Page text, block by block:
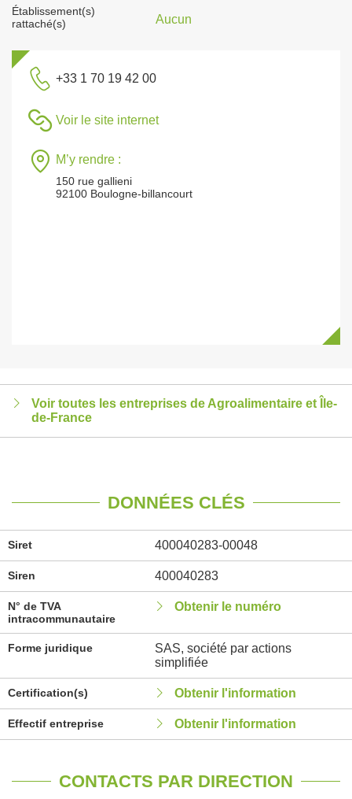
Établissement(s)
rattaché(s)
Aucun
+33 1 70 19 42 00
Voir le site internet
M’y rendre :
150 rue gallieni
92100 Boulogne-billancourt
Voir toutes les entreprises de Agroalimentaire et Île-
de-France
DONNÉES CLÉS
Siret 400040283-00048
Siren 400040283
N° de TVA
intracommunautaire
Obtenir le numéro
Forme juridique
SAS, société par actions
simplifiée
Certification(s) Obtenir l'information
Effectif entreprise Obtenir l'information
CONTACTS PAR DIRECTION